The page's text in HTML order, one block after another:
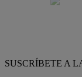
SUSCRÍBETE A